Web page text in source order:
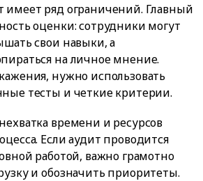
имеет ряд ограничений. Главный
оценки: сотрудники могут
свои навыки, а
на личное мнение.
нужно использовать
тесты и четкие критерии.
времени и ресурсов
Если аудит проводится
работой, важно грамотно
и обозначить приоритеты.